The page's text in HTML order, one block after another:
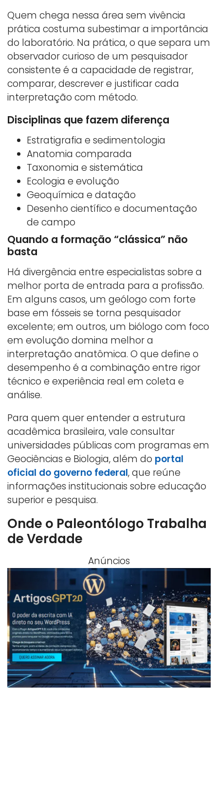
Quem chega nessa área sem vivência
prática costuma subestimar a importância
do laboratório. Na prática, o que separa um
observador curioso de um pesquisador
consistente é a capacidade de registrar,
comparar, descrever e justificar cada
interpretação com método.
Disciplinas que fazem diferença
Estratigrafia e sedimentologia
Anatomia comparada
Taxonomia e sistemática
Ecologia e evolução
Geoquímica e datação
Desenho científico e documentação
de campo
Quando a formação “clássica” não
basta
Há divergência entre especialistas sobre a
melhor porta de entrada para a profissão.
Em alguns casos, um geólogo com forte
base em fósseis se torna pesquisador
excelente; em outros, um biólogo com foco
em evolução domina melhor a
interpretação anatômica. O que define o
desempenho é a combinação entre rigor
técnico e experiência real em coleta e
análise.
Para quem quer entender a estrutura
acadêmica brasileira, vale consultar
universidades públicas com programas em
Geociências e Biologia, além do portal
oficial do governo federal, que reúne
informações institucionais sobre educação
superior e pesquisa.
Onde o Paleontólogo Trabalha
de Verdade
Anúncios